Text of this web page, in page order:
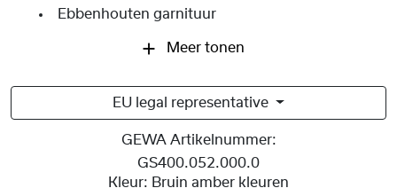
Ebbenhouten garnituur
Meer tonen
EU legal representative
GEWA Artikelnummer:
GS400.052.000.0
Kleur: Bruin amber kleuren